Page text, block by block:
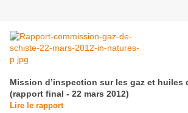
Mission d’inspection sur les gaz et huiles
(rapport final - 22 mars 2012)
Lire le rapport